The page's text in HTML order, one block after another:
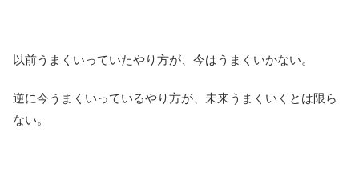
以前うまくいっていたやり方が、今はうまくいかない。
逆に今うまくいっているやり方が、未来うまくいくとは限ら
ない。